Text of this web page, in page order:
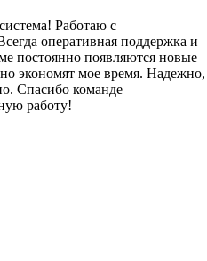
Работаю с
оперативная поддержка и
постоянно появляются новые
экономят мое время. Надежно,
Спасибо команде
работу!